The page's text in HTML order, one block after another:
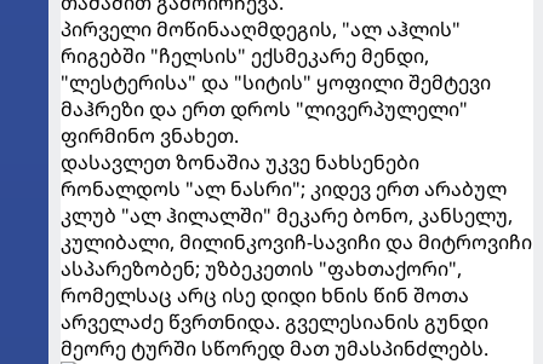
პირველი მოწინააღმდეგის, "ალ აჰლის"
რიგებში "ჩელსის" ექსმეკარე მენდი,
"ლესტერისა" და "სიტის" ყოფილი შემტევი
მაჰრეზი და ერთ დროს "ლივერპულელი"
ფირმინო ვნახეთ.
დასავლეთ ზონაშია უკვე ნახსენები
რონალდოს "ალ ნასრი"; კიდევ ერთ არაბულ
კლუბ "ალ ჰილალში" მეკარე ბონო, კანსელუ,
კულიბალი, მილინკოვიჩ-სავიჩი და მიტროვიჩი
ასპარეზობენ; უზბეკეთის "ფახთაქორი",
რომელსაც არც ისე დიდი ხნის წინ შოთა
არველაძე წვრთნიდა. გველესიანის გუნდი
მეორე ტურში სწორედ მათ უმასპინძლებს.